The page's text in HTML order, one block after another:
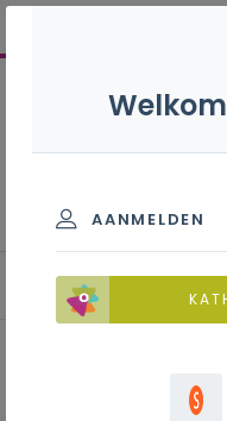
Wat?
AANMELDEN